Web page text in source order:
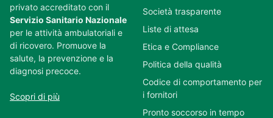
privato accreditato con il
Servizio Sanitario Nazionale
per le attività ambulatoriali e
di ricovero. Promuove la
salute, la prevenzione e la
diagnosi precoce.
Scopri di più
Società trasparente
Liste di attesa
Etica e Compliance
Politica della qualità
Codice di comportamento per
i fornitori
Pronto soccorso in tempo